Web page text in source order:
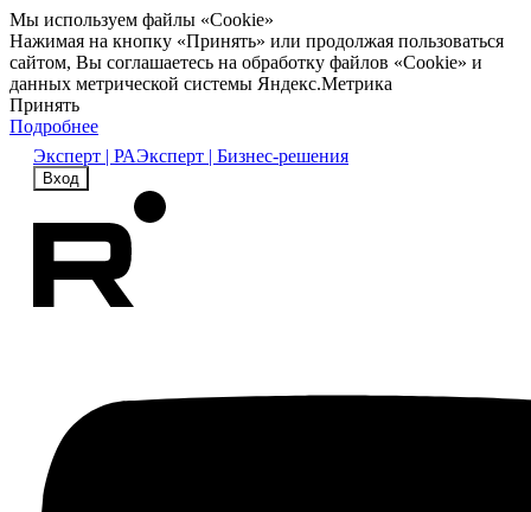
Мы используем файлы «Cookie»
Нажимая на кнопку «Принять» или продолжая пользоваться
сайтом, Вы соглашаетесь на обработку файлов «Cookie» и
данных метрической системы Яндекс.Метрика
Принять
Подробнее
Эксперт | РАЭксперт | Бизнес-решения
Вход